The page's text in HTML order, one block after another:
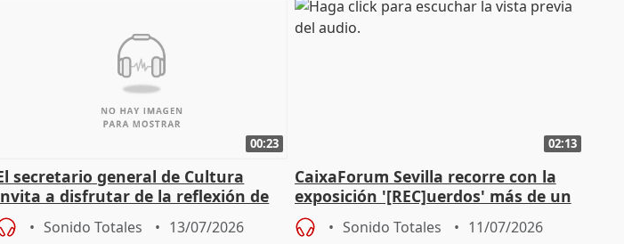
00:23
secretario general de Cultura
a disfrutar de la reflexión de
humano de Timón de Atenas
Sonido Totales 13/07/2026
02:13
CaixaForum Sevilla recorre con la
exposición '[REC]uerdos' más de un
siglo de cine doméstico
Sonido Totales 11/07/2026